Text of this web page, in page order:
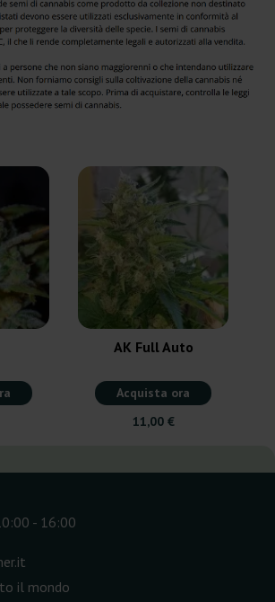
AK Full Auto
Acquista ora
11,00 €
- 16:00
il mondo